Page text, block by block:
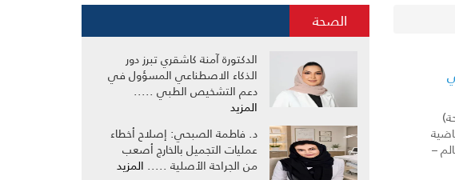
–
الصحة
الدكتورة آمنة كاشقري تبرز دور
الذكاء الاصطناعي المسؤول في
دعم التشخيص الطبي .....
المزيد
د. فاطمة الصبحي: إصلاح أخطاء
عمليات التجميل بالخارج أصعب
من الجراحة الأصلية ..... المزيد